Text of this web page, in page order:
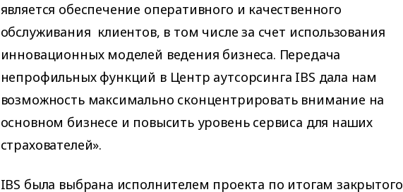
является обеспечение оперативного и качественного
обслуживания клиентов, в том числе за счет использования
инновационных моделей ведения бизнеса. Передача
непрофильных функций в Центр аутсорсинга IBS дала нам
возможность максимально сконцентрировать внимание на
основном бизнесе и повысить уровень сервиса для наших
страхователей».
IBS была выбрана исполнителем проекта по итогам закрытого